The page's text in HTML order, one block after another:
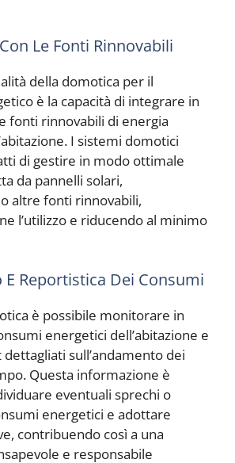
Le Fonti Rinnovabili
della domotica per il
è la capacità di integrare in
fonti rinnovabili di energia
I sistemi domotici
di gestire in modo ottimale
da pannelli solari,
altre fonti rinnovabili,
l’utilizzo e riducendo al minimo
Reportistica Dei Consumi
è possibile monitorare in
energetici dell’abitazione e
sull’andamento dei
Questa informazione è
eventuali sprechi o
energetici e adottare
contribuendo così a una
e responsabile